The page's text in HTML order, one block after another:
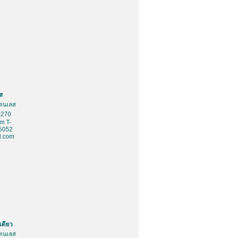
นเลส
T-
ดียว
นเลส